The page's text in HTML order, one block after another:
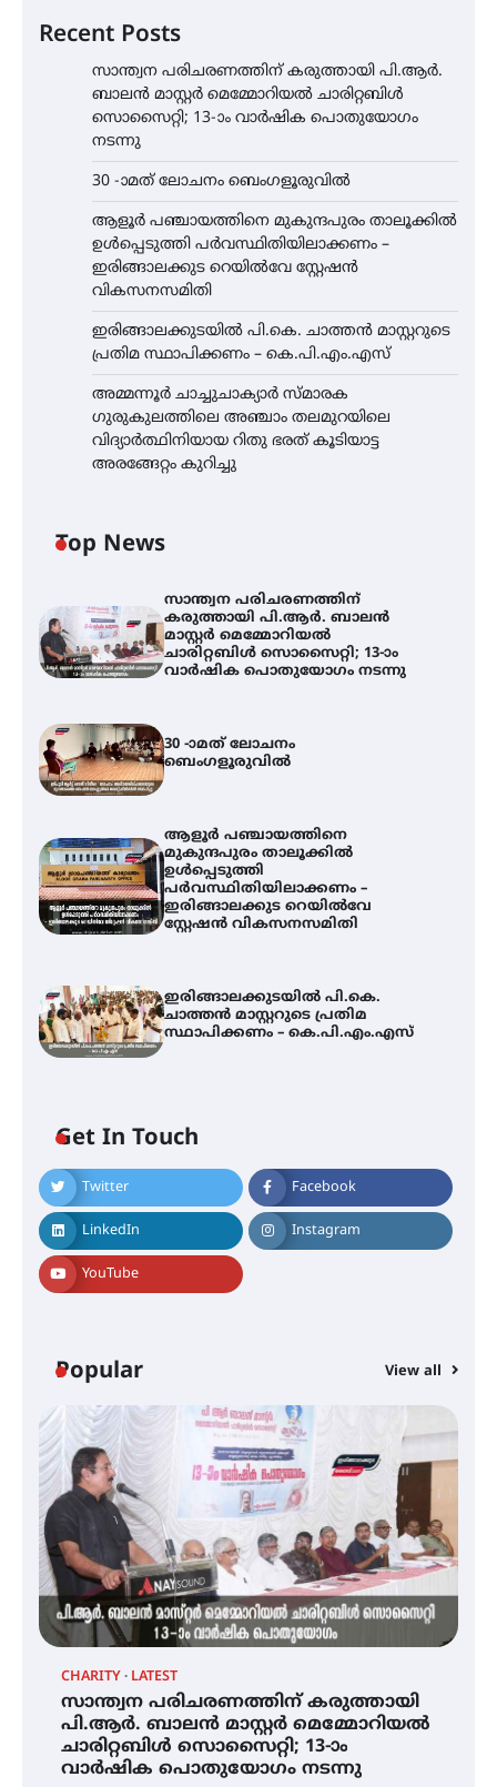
Recent Posts
സാന്ത്വന പരിചരണത്തിന് കരുത്തായി പി.ആർ.
ബാലൻ മാസ്റ്റർ മെമ്മോറിയൽ ചാരിറ്റബിൾ
സൊസൈറ്റി; 13-ാം വാർഷിക പൊതുയോഗം
നടന്നു
30 -ാമത് ലോചനം ബെംഗളൂരുവിൽ
ആളൂർ പഞ്ചായത്തിനെ മുകുന്ദപുരം താലൂക്കിൽ
ഉൾപ്പെടുത്തി പർവസ്ഥിതിയിലാക്കണം –
ഇരിങ്ങാലക്കുട റെയിൽവേ സ്റ്റേഷൻ
വികസനസമിതി
ഇരിങ്ങാലക്കുടയിൽ പി.കെ. ചാത്തൻ മാസ്റ്ററുടെ
പ്രതിമ സ്ഥാപിക്കണം – കെ.പി.എം.എസ്
അമ്മന്നൂർ ചാച്ചുചാക്യാർ സ്മാരക
ഗുരുകുലത്തിലെ അഞ്ചാം തലമുറയിലെ
വിദ്യാർത്ഥിനിയായ റിതു ഭരത് കൂടിയാട്ട
അരങ്ങേറ്റം കുറിച്ചു
Top News
സാന്ത്വന പരിചരണത്തിന്
കരുത്തായി പി.ആർ. ബാലൻ
മാസ്റ്റർ മെമ്മോറിയൽ
ചാരിറ്റബിൾ സൊസൈറ്റി; 13-ാം
വാർഷിക പൊതുയോഗം നടന്നു
30 -ാമത് ലോചനം
ബെംഗളൂരുവിൽ
ആളൂർ പഞ്ചായത്തിനെ
മുകുന്ദപുരം താലൂക്കിൽ
ഉൾപ്പെടുത്തി
പർവസ്ഥിതിയിലാക്കണം –
ഇരിങ്ങാലക്കുട റെയിൽവേ
സ്റ്റേഷൻ വികസനസമിതി
ഇരിങ്ങാലക്കുടയിൽ പി.കെ.
ചാത്തൻ മാസ്റ്ററുടെ പ്രതിമ
സ്ഥാപിക്കണം – കെ.പി.എം.എസ്
Get In Touch
Twitter Facebook
LinkedIn Instagram
YouTube
Popular View all
CHARITY LATEST
സാന്ത്വന പരിചരണത്തിന് കരുത്തായി
പി.ആർ. ബാലൻ മാസ്റ്റർ മെമ്മോറിയൽ
ചാരിറ്റബിൾ സൊസൈറ്റി; 13-ാം
വാർഷിക പൊതുയോഗം നടന്നു
ആളൂർ പഞ്ചായത്തിനെ
മുകുന്ദപുരം താലൂക്കിൽ
ഉൾപ്പെടുത്തി
പർവസ്ഥിതിയിലാക്കണം –
ഇരിങ്ങാലക്കുട റെയിൽവേ
സ്റ്റേഷൻ വികസനസമിതി
അമ്മന്നൂർ ചാച്ചുചാക്യാർ സ്മാരക
ഗുരുകുലത്തിലെ അഞ്ചാം
തലമുറയിലെ വിദ്യാർത്ഥിനിയായ
റിതു ഭരത് കൂടിയാട്ട അരങ്ങേറ്റം
കുറിച്ചു
യൂത്ത് കോൺഗ്രസ്‌ സ്ഥാപക ദിനം
– ഇരിങ്ങാലക്കുടയിൽ
ലഹരിവിരുദ്ധ പ്രതിജ്ഞയെടുത്ത്
യൂത്ത് കോൺഗ്രസ്
സാന്ത്വന പരിചരണത്തിന്
കരുത്തായി പി.ആർ. ബാലൻ
മാസ്റ്റർ മെമ്മോറിയൽ ചാരിറ്റബിൾ
സൊസൈറ്റി; 13-ാം വാർഷിക
പൊതുയോഗം നടന്നു